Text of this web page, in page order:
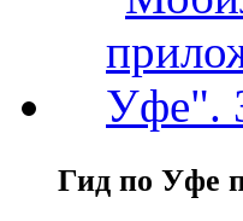
Гид по Уфе